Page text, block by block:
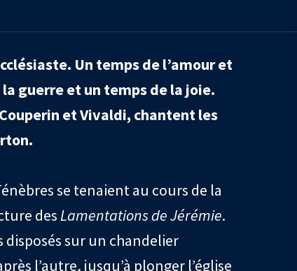
Un temps de l’amour et
guerre et un temps de la joie.
et Vivaldi, chantent les
se tenaient au cours de la
desLamentations de Jérémie.
sur un chandelier
l’autre, jusqu’à plonger l’église